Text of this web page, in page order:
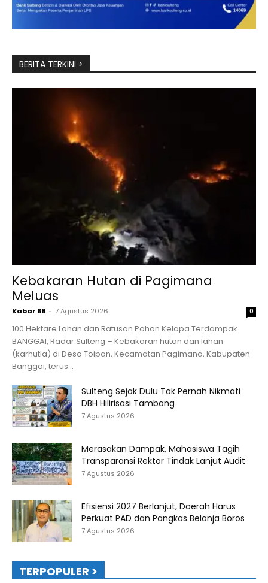
BERITA TERKINI >
Kebakaran Hutan di Pagimana
Meluas
Kabar 68 - 7 Agustus 2026 0
100 Hektare Lahan dan Ratusan Pohon Kelapa Terdampak
BANGGAI, Radar Sulteng – Kebakaran hutan dan lahan
(karhutla) di Desa Toipan, Kecamatan Pagimana, Kabupaten
Banggai, terus...
Sulteng Sejak Dulu Tak Pernah Nikmati
DBH Hilirisasi Tambang
7 Agustus 2026
Merasakan Dampak, Mahasiswa Tagih
Transparansi Rektor Tindak Lanjut Audit
7 Agustus 2026
Efisiensi 2027 Berlanjut, Daerah Harus
Perkuat PAD dan Pangkas Belanja Boros
7 Agustus 2026
TERPOPULER >